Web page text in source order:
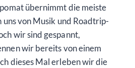
übernimmt die meiste
von Musik und Roadtrip-
wir sind gespannt,
wir bereits von einem
dieses Mal erleben wir die